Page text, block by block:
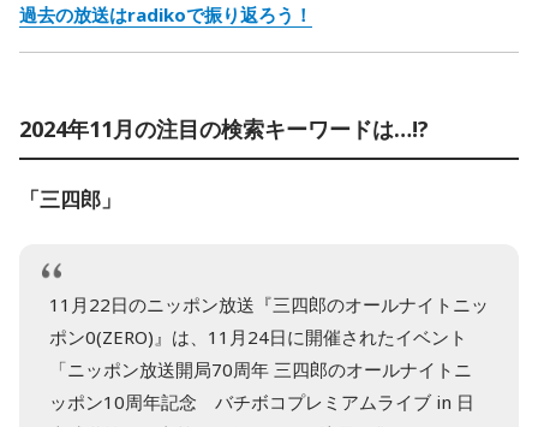
過去の放送はradikoで振り返ろう！
2024年11月の注目の検索キーワードは…!?
「三四郎」
11月22日のニッポン放送『三四郎のオールナイトニッ
ポン0(ZERO)』は、11月24日に開催されたイベント
「ニッポン放送開局70周年 三四郎のオールナイトニ
ッポン10周年記念 バチボコプレミアムライブ in 日